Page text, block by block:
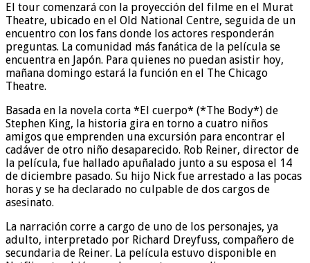
El tour comenzará con la proyección del filme en el Murat
Theatre, ubicado en el Old National Centre, seguida de un
encuentro con los fans donde los actores responderán
preguntas. La comunidad más fanática de la película se
encuentra en Japón. Para quienes no puedan asistir hoy,
mañana domingo estará la función en el The Chicago
Theatre.
Basada en la novela corta *El cuerpo* (*The Body*) de
Stephen King, la historia gira en torno a cuatro niños
amigos que emprenden una excursión para encontrar el
cadáver de otro niño desaparecido. Rob Reiner, director de
la película, fue hallado apuñalado junto a su esposa el 14
de diciembre pasado. Su hijo Nick fue arrestado a las pocas
horas y se ha declarado no culpable de dos cargos de
asesinato.
La narración corre a cargo de uno de los personajes, ya
adulto, interpretado por Richard Dreyfuss, compañero de
secundaria de Reiner. La película estuvo disponible en